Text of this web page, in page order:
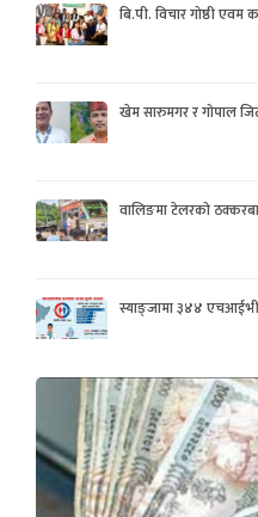
बि.पी. विचार गोष्ठी एवम
खेम सारुमगर र गोपाल
वालिङमा टेलरको
स्याङ्जामा ३४४